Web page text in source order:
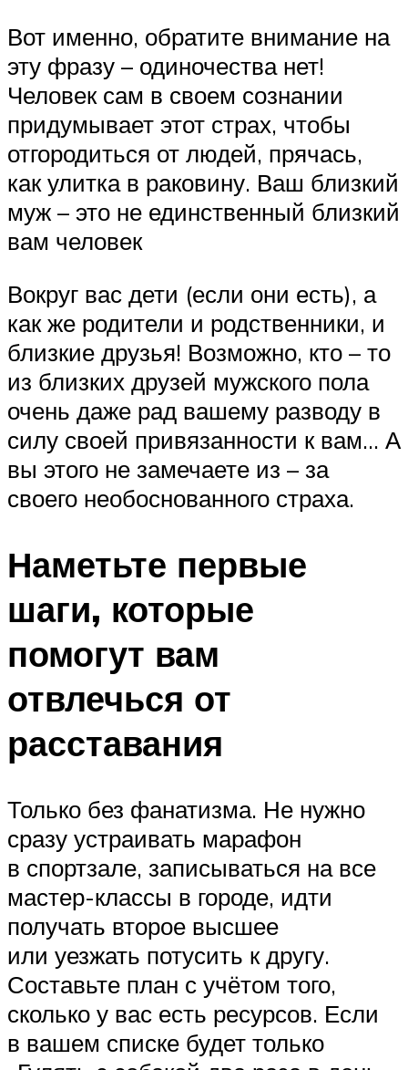
Вот именно, обратите внимание на
эту фразу – одиночества нет!
Человек сам в своем сознании
придумывает этот страх, чтобы
отгородиться от людей, прячась,
как улитка в раковину. Ваш близкий
муж – это не единственный близкий
вам человек
Вокруг вас дети (если они есть), а
как же родители и родственники, и
близкие друзья! Возможно, кто – то
из близких друзей мужского пола
очень даже рад вашему разводу в
силу своей привязанности к вам… А
вы этого не замечаете из – за
своего необоснованного страха.
Наметьте первые
шаги, которые
помогут вам
отвлечься от
расставания
Только без фанатизма. Не нужно
сразу устраивать марафон
в спортзале, записываться на все
мастер-классы в городе, идти
получать второе высшее
или уезжать потусить к другу.
Составьте план с учётом того,
сколько у вас есть ресурсов. Если
в вашем списке будет только